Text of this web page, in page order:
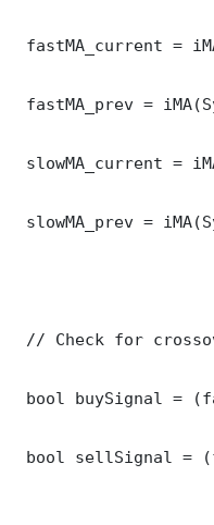
fastMA_current =
fastMA_prev =
slowMA_current =
slowMA_prev =
// Check for
bool buySignal =
bool sellSignal =